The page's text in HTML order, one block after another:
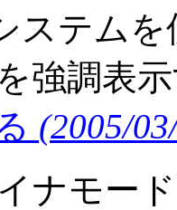
ステムを
強調表
(2005/
ナモー